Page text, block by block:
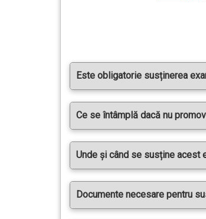
Este obligatorie susținerea
Ce se întâmplă dacă nu
Unde și când se susține acest
Documente necesare pentru